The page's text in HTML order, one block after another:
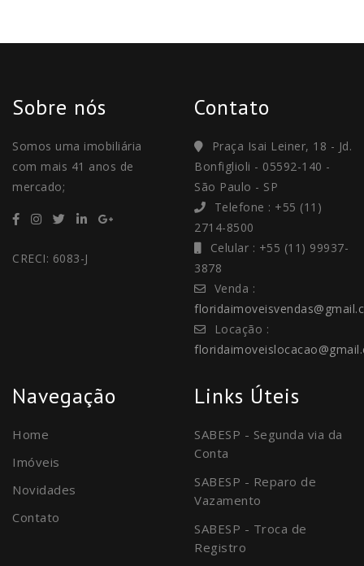
Sobre nós
Somos uma imobiliária
com mais 41 anos de
mercado;
CRECI: 6083-J
Contato
Praça Isai Leiner, 18 - Jd.
Bonfiglioli - 05592-140 -
São Paulo - SP
Telefone : +55 (11)
2714-8500
Celular : +55 (11) 99937-
3878
Venda :
Locação :
Navegação
Home
Imóveis
Novidades
Contato
Links Úteis
SABESP - Segunda via da
Conta
SABESP - Reparo de
Vazamento
SABESP - Troca de
Registro